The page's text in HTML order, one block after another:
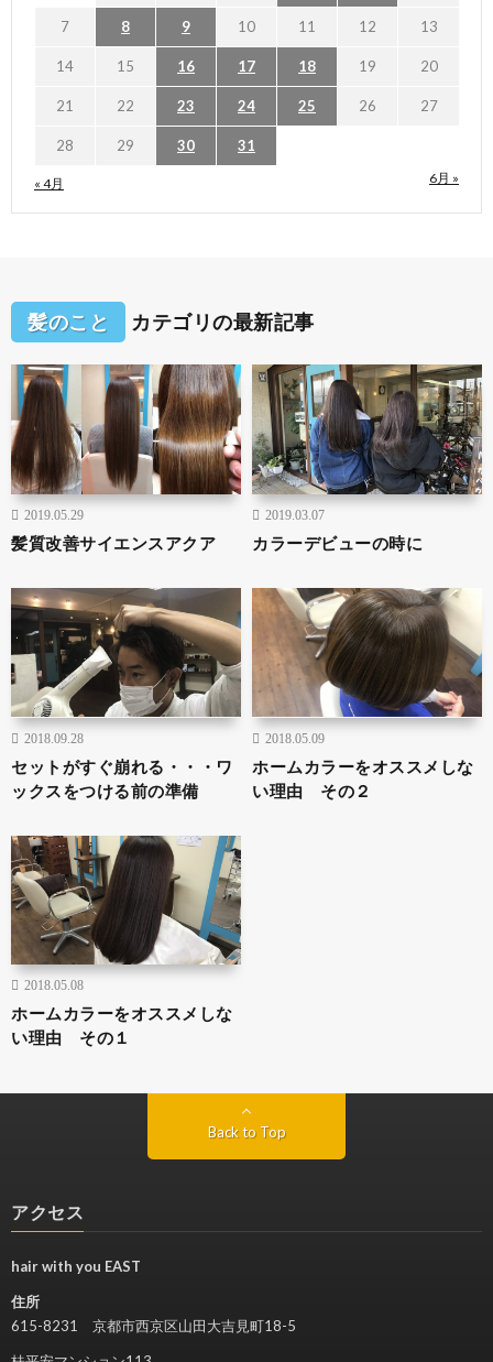
« 4月 6月 »
7 8 9 10 11 12 13
14 15 16 17 18 19 20
21 22 23 24 25 26 27
28 29 30 31
髪のこと カテゴリの最新記事
2019.05.29
髪質改善サイエンスアクア
2019.03.07
カラーデビューの時に
2018.09.28
セットがすぐ崩れる・・・ワ
ックスをつける前の準備
2018.05.09
ホームカラーをオススメしな
い理由 その２
2018.05.08
ホームカラーをオススメしな
い理由 その１
Back to Top
アクセス
hair with you EAST
住所
615-8231 京都市西京区山田大吉見町18-5